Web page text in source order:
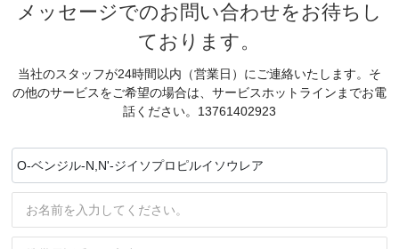
メッセージでのお問い合わせをお待ちし
ております。
当社のスタッフが24時間以内（営業日）にご連絡いたします。そ
の他のサービスをご希望の場合は、サービスホットラインまでお電
話ください。 13761402923
O-ベンジル-N,N'-ジイソプロピルイソウレア